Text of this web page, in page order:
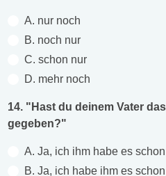
A. nur noch
B. noch nur
C. schon nur
D. mehr noch
14. "Hast du deinem Vater
gegeben?"
A. Ja, ich ihm habe es
B. Ja, ich habe ihm es